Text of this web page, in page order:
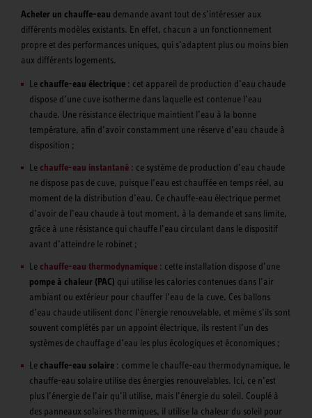
Acheter un chauffe-eau demande avant tout de s’intéresser aux
différents modèles existants. En effet, chacun a un fonctionnement
propre et des performances uniques, qui s’adaptent plus ou moins bien
aux différents logements.
Le chauffe-eau électrique : cet appareil de production d’eau chaude
dispose d’une cuve isotherme dans laquelle est contenue l’eau
chaude. Une résistance électrique maintient l’eau à la bonne
température, afin d’avoir constamment une réserve d’eau chaude à
disposition ;
Le chauffe-eau instantané : ce système de production d’eau chaude
ne dispose pas de cuve, puisque l’eau est chauffée en temps réel, au
moment de la distribution d’eau. Ce chauffe-eau électrique permet
d’avoir de l’eau chaude à tout moment, à la demande et sans limite,
grâce à une résistance qui chauffe l’eau circulant dans le dispositif
avant d’atteindre le robinet ;
Le chauffe-eau thermodynamique : cette installation dispose d’une
pompe à chaleur (PAC) qui utilise les calories contenues dans l’air
ambiant ou extérieur pour chauffer l’eau de la cuve. Ces ballons
d’eau chaude utilisent donc l’énergie renouvelable, et même s’ils sont
souvent complétés par un appoint électrique, ils restent l’un des
systèmes de chauffage d’eau les plus écologiques et économiques ;
Le chauffe-eau solaire : comme le chauffe-eau thermodynamique, le
chauffe-eau solaire utilise des énergies renouvelables. Ici, ce n’est
plus l’énergie de l’air qu’il utilise, mais l’énergie du soleil. Couplé à
des panneaux solaires thermiques, il utilise la chaleur du soleil pour